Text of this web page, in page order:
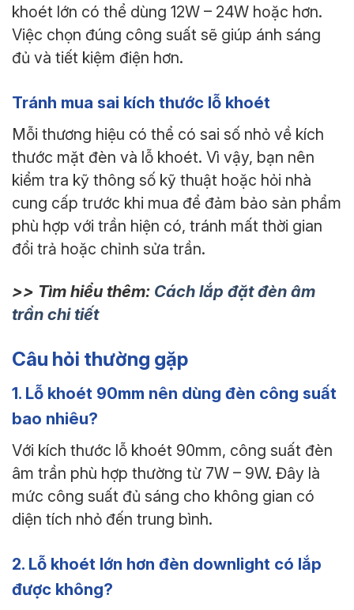
khoét lớn có thể dùng 12W – 24W hoặc hơn.
Việc chọn đúng công suất sẽ giúp ánh sáng
đủ và tiết kiệm điện hơn.
Tránh mua sai kích thước lỗ khoét
Mỗi thương hiệu có thể có sai số nhỏ về kích
thước mặt đèn và lỗ khoét. Vì vậy, bạn nên
kiểm tra kỹ thông số kỹ thuật hoặc hỏi nhà
cung cấp trước khi mua để đảm bảo sản phẩm
phù hợp với trần hiện có, tránh mất thời gian
đổi trả hoặc chỉnh sửa trần.
>> Tìm hiểu thêm: Cách lắp đặt đèn âm
trần chi tiết
Câu hỏi thường gặp
1. Lỗ khoét 90mm nên dùng đèn công suất
bao nhiêu?
Với kích thước lỗ khoét 90mm, công suất đèn
âm trần phù hợp thường từ 7W – 9W. Đây là
mức công suất đủ sáng cho không gian có
diện tích nhỏ đến trung bình.
2. Lỗ khoét lớn hơn đèn downlight có lắp
được không?